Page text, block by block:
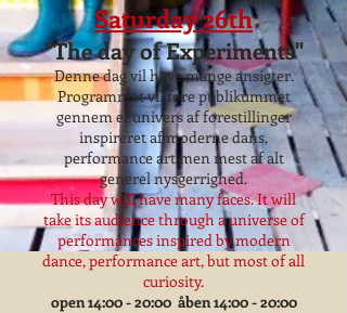
Saturday 26th
"The day of Experiments"
Denne dag vil have mange ansigter.
Programmet vil føre publikummet
gennem et univers af forestillinger
inspireret af moderne dans,
performance art men mest af alt
generel nysgerrighed.
This day will have many faces. It will
take its audience through a universe of
performances inspired by modern
dance, performance art, but most of all
curiosity.
open 14:00 - 20:00 åben 14:00 - 20:00